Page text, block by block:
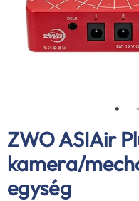
ZWO ASIAir
kamera/
egység